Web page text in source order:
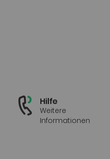
Hilfe
Weitere
Informationen